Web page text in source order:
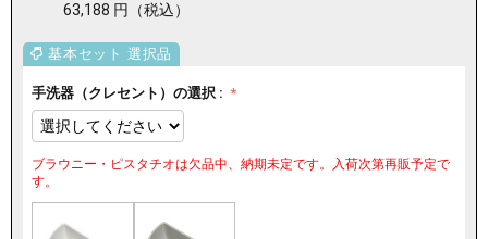
63,188 円 （税込）
手洗器（クレセント）の選択 :
ブラウニー・ピスタチオは欠品中、納期未定です。入荷次第再販予定で
す。